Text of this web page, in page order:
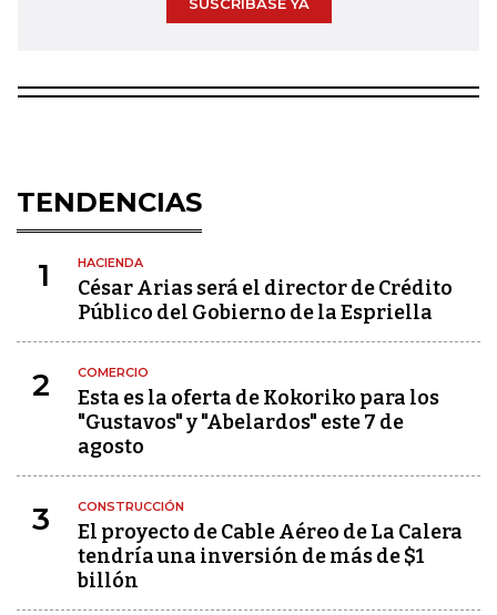
TENDENCIAS
1 HACIENDA
César Arias será el director de Crédito
Público del Gobierno de la Espriella
2 COMERCIO
Esta es la oferta de Kokoriko para los
"Gustavos" y "Abelardos" este 7 de
agosto
3 CONSTRUCCIÓN
El proyecto de Cable Aéreo de La Calera
tendría una inversión de más de $1
billón